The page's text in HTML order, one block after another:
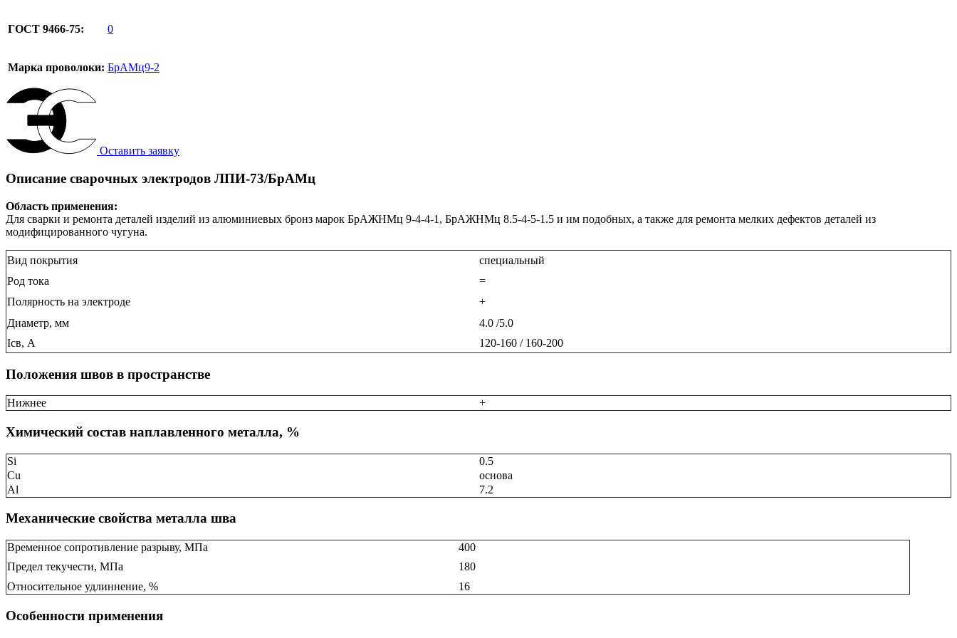
ГОСТ 9466-75: 0
Марка проволоки: БрАМц9-2
Оставить заявку
Описание сварочных электродов ЛПИ-73/БрАМц
Область применения:
Для сварки и ремонта деталей изделий из алюминиевых бронз марок БрАЖНМц 9-4-4-1, БрАЖНМц 8.5-4-5-1.5 и им подобных, а также для ремонта мелких дефектов деталей из
модифицированного чугуна.
Вид покрытия
специальный
Род тока
=
Полярность на электроде
+
Диаметр, мм
4.0 /5.0
Ісв, А
120-160 / 160-200
Положения швов в пространстве
Нижнее +
Химический состав наплавленного металла, %
Si
0.5
Cu
основа
Al
7.2
Механические свойства металла шва
Временное сопротивление разрыву, МПа
400
Предел текучести, МПа
180
Относительное удлиннение, %
16
Особенности применения